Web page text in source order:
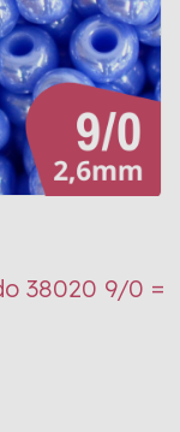
38020 9/0 =